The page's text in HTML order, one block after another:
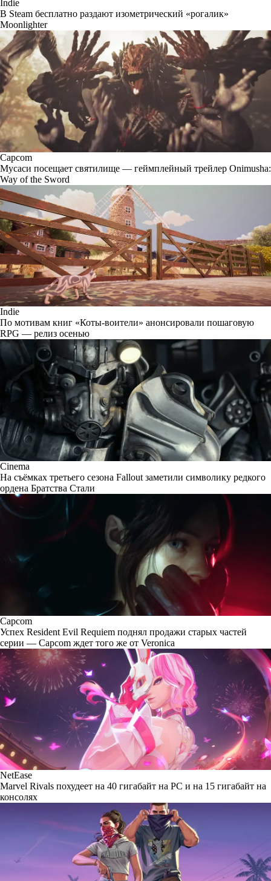
Indie
В Steam бесплатно раздают изометрический «рогалик»
Moonlighter
Capcom
Мусаси посещает святилище — геймплейный трейлер Onimusha:
Way of the Sword
Indie
По мотивам книг «Коты-воители» анонсировали пошаговую
RPG — релиз осенью
Cinema
На съёмках третьего сезона Fallout заметили символику редкого
ордена Братства Стали
Capcom
Успех Resident Evil Requiem поднял продажи старых частей
серии — Capcom ждет того же от Veronica
NetEase
Marvel Rivals похудеет на 40 гигабайт на PC и на 15 гигабайт на
консолях